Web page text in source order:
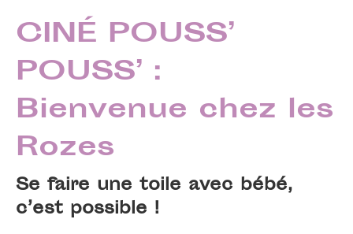
CINÉ POUSS’
POUSS’ :
Bienvenue chez les
Rozes
Se faire une toile avec bébé,
c’est possible !